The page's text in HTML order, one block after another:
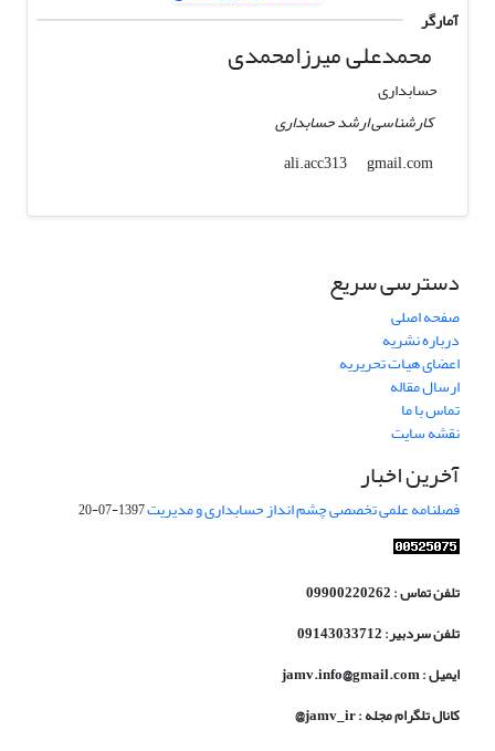
آمارگر
محمدعلی میرزامحمدی
حسابداری
کارشناسی ارشد حسابداری
ali.acc313
gmail.com
دسترسی سریع
صفحه اصلی
درباره نشریه
اعضای هیات تحریریه
ارسال مقاله
تماس با ما
نقشه سایت
آخرین اخبار
فصلنامه علمی تخصصی چشم انداز حسابداری و مدیریت1397-07-20
تلفن تماس : 09900220262
تلفن سردبیر: 09143033712
ایمیل : jamv.info@gmail.com
کانال تلگرام مجله : jamv_ir@